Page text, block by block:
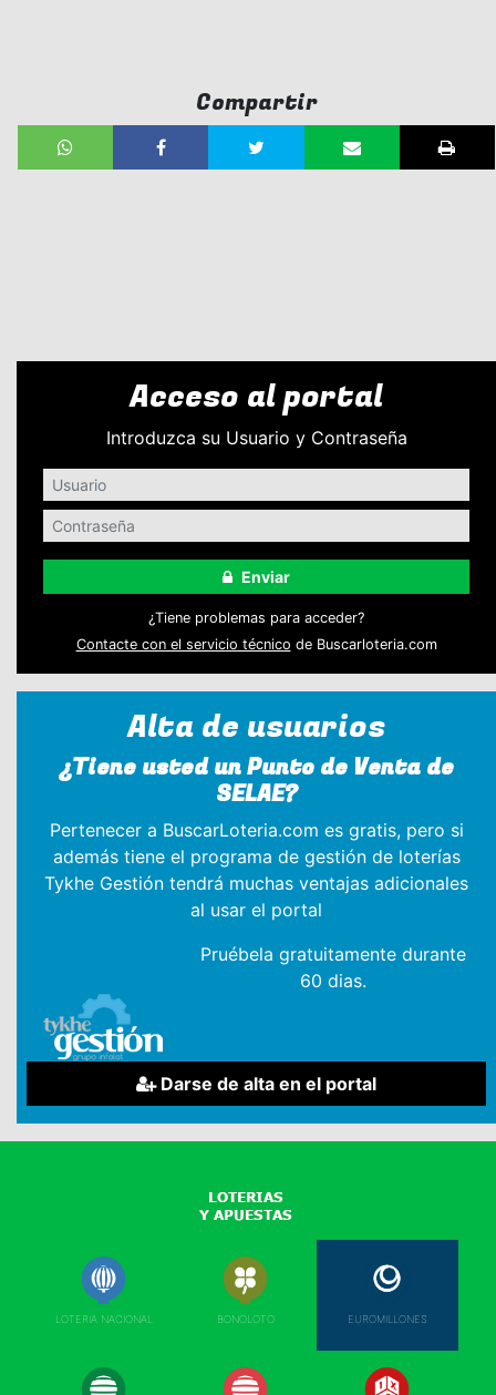
Compartir
Acceso al portal
Introduzca su Usuario y Contraseña
Enviar
¿Tiene problemas para acceder?
Contacte con el servicio técnico de Buscarloteria.com
Alta de usuarios
¿Tiene usted un Punto de Venta de
SELAE?
Pertenecer a BuscarLoteria.com es gratis, pero si
además tiene el programa de gestión de loterías
Tykhe Gestión tendrá muchas ventajas adicionales
al usar el portal
Pruébela gratuitamente durante
60 dias.
Darse de alta en el portal
LOTERIA NACIONAL BONOLOTO EUROMILLONES